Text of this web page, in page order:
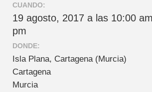
CUANDO:
19 agosto, 2017 a las 10:00
pm
DONDE:
Isla Plana, Cartagena (Murcia)
Cartagena
Murcia